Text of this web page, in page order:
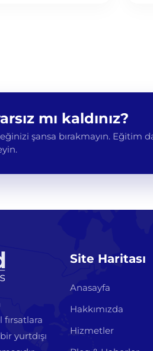
mı kaldınız?
şansa bırakmayın. Eğitim
yurtdışı
Site Haritası
Anasayfa
Hakkımızda
Hizmetler